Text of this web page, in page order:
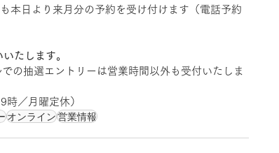
本日より来月分の予約を受け付けます（電話予約
いたします。
での抽選エントリーは営業時間以外も受付いたしま
／月曜定休）
オンライン営業情報